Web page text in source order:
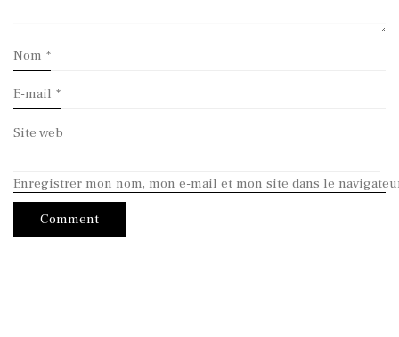
Nom *
E-mail *
Site web
Enregistrer mon nom, mon e-mail et mon site dans le